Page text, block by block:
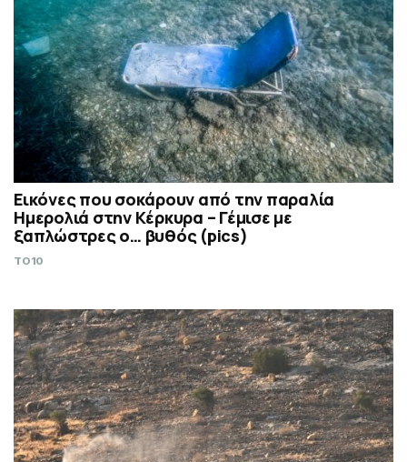
Εικόνες που σοκάρουν από την παραλία
Ημερολιά στην Κέρκυρα – Γέμισε με
ξαπλώστρες ο… βυθός (pics)
TO10